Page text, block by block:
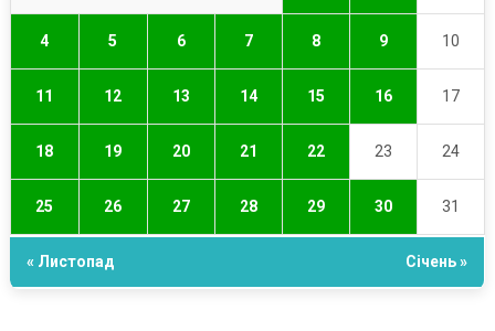
4 5 6 7 8 9 10
11 12 13 14 15 16 17
18 19 20 21 22 23 24
25 26 27 28 29 30 31
« Листопад Січень »